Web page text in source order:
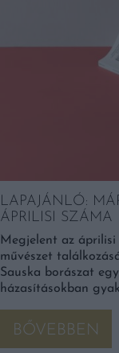
LAPAJÁNLÓ:
ÁPRILISI SZÁMA
Megjelent az
művészet
Sauska borászat
házasításokban
BŐVEBBEN